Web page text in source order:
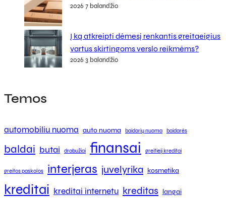
2026 7 balandžio
Į ką atkreipti dėmesį renkantis greitaeigius
vartus skirtingoms verslo reikmėms?
2026 3 balandžio
Temos
automobiliu nuoma auto nuoma baidarių nuoma baidarės
baldai butai drabužiai finansai greitieji kreditai
greitos paskolos interjeras juvelyrika kosmetika
kreditai kreditai internetu kreditas langai